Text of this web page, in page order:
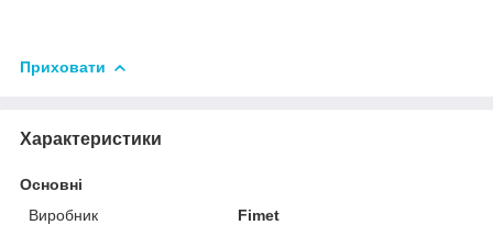
Приховати
Характеристики
Основні
Виробник
Fimet